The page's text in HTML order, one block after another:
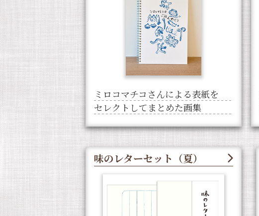
ミロコマチコさんによる表紙を
セレクトしてまとめた画集
味のレターセット（夏）